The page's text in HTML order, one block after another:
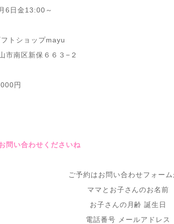
日金13:00～
トショップmayu
市南区新保６６３−２
円
問い合わせくださいね
ご予約はお問い合わせフォー
ママとお子さんのお名前
お子さんの月齢 誕生日
電話番号 メールアドレス